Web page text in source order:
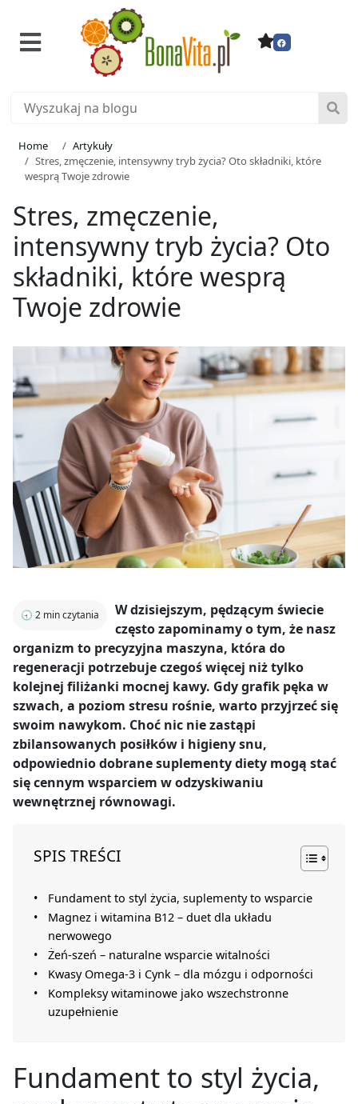
Home
Artykuły
Stres, zmęczenie, intensywny tryb życia? Oto składniki, które
wesprą Twoje zdrowie
Stres, zmęczenie,
intensywny tryb życia? Oto
składniki, które wesprą
Twoje zdrowie
🕣 2 min czytania
W dzisiejszym, pędzącym świecie
często zapominamy o tym, że nasz
organizm to precyzyjna maszyna, która do
regeneracji potrzebuje czegoś więcej niż tylko
kolejnej filiżanki mocnej kawy. Gdy grafik pęka w
szwach, a poziom stresu rośnie, warto przyjrzeć się
swoim nawykom. Choć nic nie zastąpi
zbilansowanych posiłków i higieny snu,
odpowiednio dobranesuplementy diety mogą stać
się cennym wsparciem w odzyskiwaniu
wewnętrznej równowagi.
SPIS TREŚCI
Fundament to styl życia, suplementy to wsparcie
Magnez i witamina B12 – duet dla układu
nerwowego
Żeń-szeń – naturalne wsparcie witalności
Kwasy Omega-3 i Cynk – dla mózgu i odporności
Kompleksy witaminowe jako wszechstronne
uzupełnienie
Fundament to styl życia,